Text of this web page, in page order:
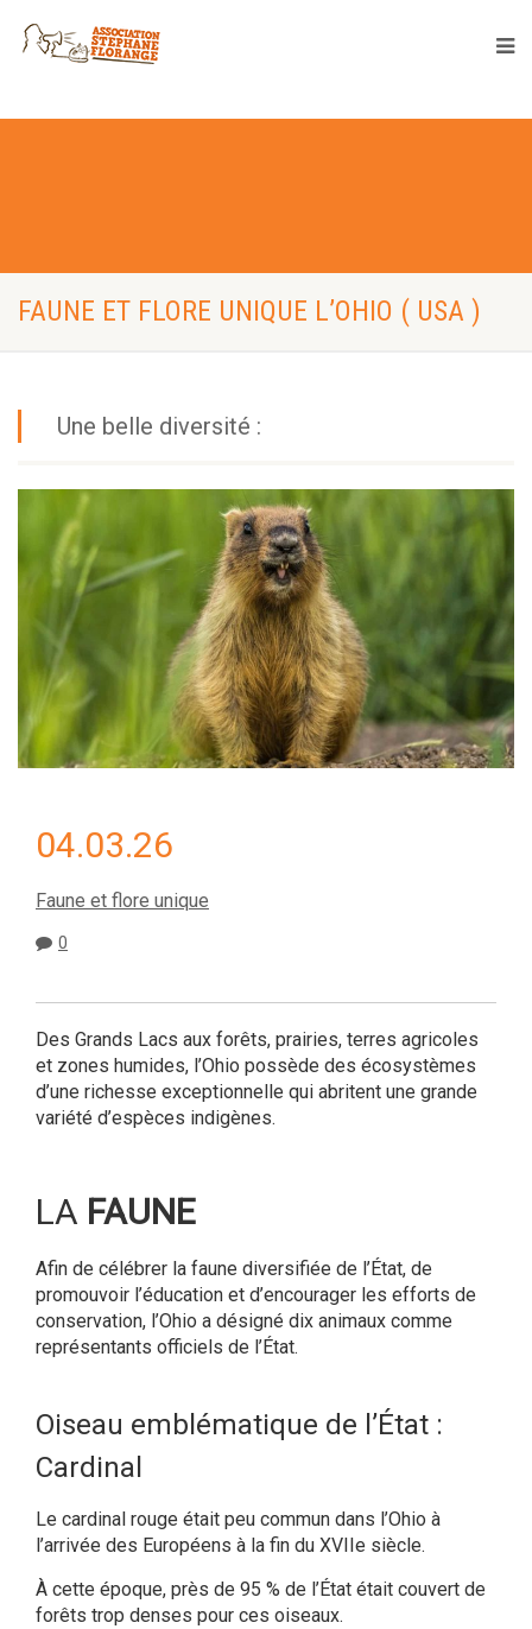
FAUNE ET FLORE UNIQUE L’OHIO ( USA )
Une belle diversité :
04.03.26
Faune et flore unique
0
Des Grands Lacs aux forêts, prairies, terres agricoles
et zones humides, l’Ohio possède des écosystèmes
d’une richesse exceptionnelle qui abritent une grande
variété d’espèces indigènes.
LA FAUNE
Afin de célébrer la faune diversifiée de l’État, de
promouvoir l’éducation et d’encourager les efforts de
conservation, l’Ohio a désigné dix animaux comme
représentants officiels de l’État.
Oiseau emblématique de l’État :
Cardinal
Le cardinal rouge était peu commun dans l’Ohio à
l’arrivée des Européens à la fin du XVIIe siècle.
À cette époque, près de 95 % de l’État était couvert de
forêts trop denses pour ces oiseaux.